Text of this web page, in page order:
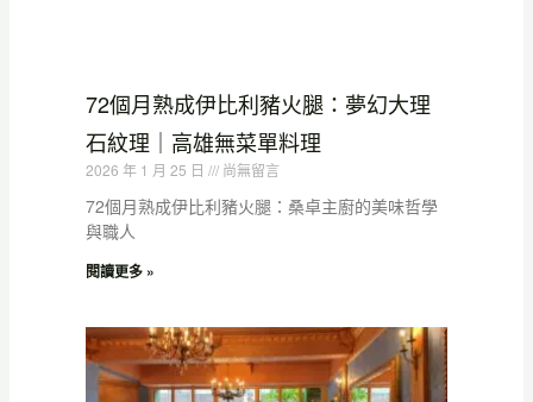
72個月熟成伊比利豬火腿：夢幻大理
石紋理｜高雄無菜單料理
2026 年 1 月 25 日 尚無留言
72個月熟成伊比利豬火腿：桑卓主廚的美味哲學
與職人
閱讀更多 »